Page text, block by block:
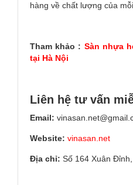
hàng về chất lượng của
Tham khảo : Sàn nhựa
tại Hà Nội
Liên hệ tư vấn
Email:
Website: vinasan.net
Địa chỉ: Số 164 Xuân